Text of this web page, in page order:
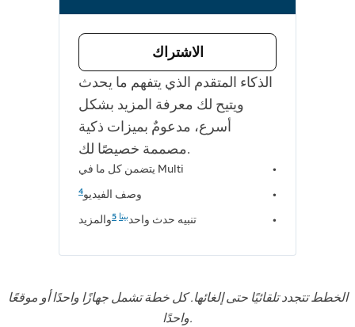
الاشتراك
الذكاء المتقدم الذي يتفهم ما يحدث
ويتيح لك معرفة المزيد بشكل
أسرع، مدعومٌ بميزات ذكية
مصممة خصيصًا لك.
يتضمن كل ما في Multi
وصف الفيديو4
تنبيه حدث واحدبيتا 5والمزيد
الخطط تتجدد تلقائيًا حتى إلغائها. كل خطة تشمل جهازًا واحدًا أو موقعًا
واحدًا.